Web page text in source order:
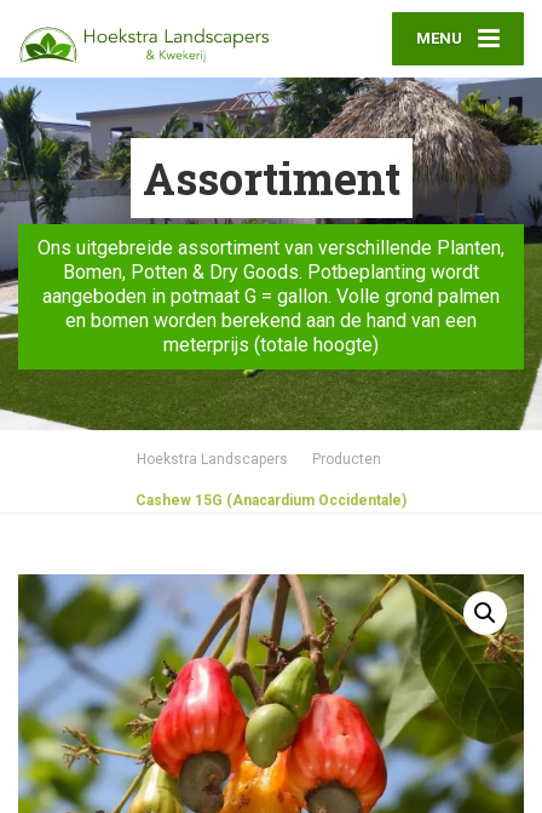
MENU
Assortiment
Ons uitgebreide assortiment van verschillende Planten,
Bomen, Potten & Dry Goods. Potbeplanting wordt
aangeboden in potmaat G = gallon. Volle grond palmen
en bomen worden berekend aan de hand van een
meterprijs (totale hoogte)
Hoekstra Landscapers Producten
Cashew 15G (Anacardium Occidentale)